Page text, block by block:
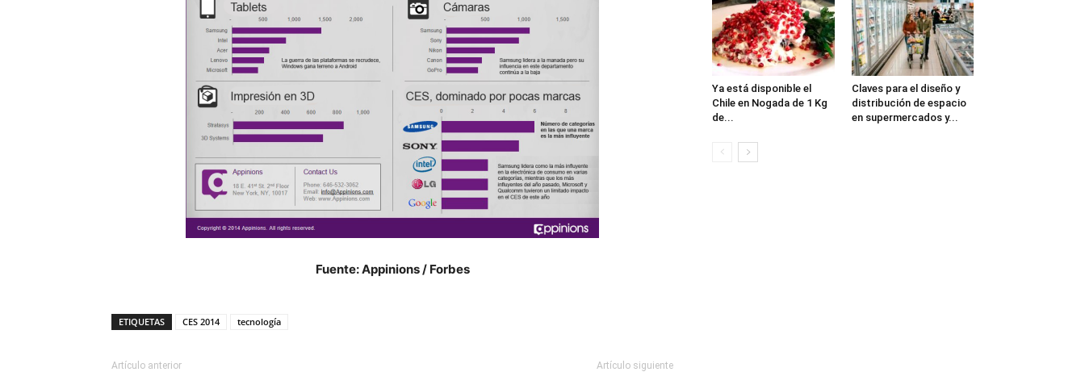
Fuente: Appinions / Forbes
ETIQUETAS CES 2014 tecnología
Artículo anterior Artículo siguiente
Ya está disponible el
Chile en Nogada de 1 Kg
de...
Claves para el diseño y
distribución de espacio
en supermercados y...